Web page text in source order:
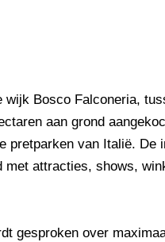
wijk Bosco Falconeria,
aan grond
pretparken van Italië.
met attracties, shows,
gesproken over